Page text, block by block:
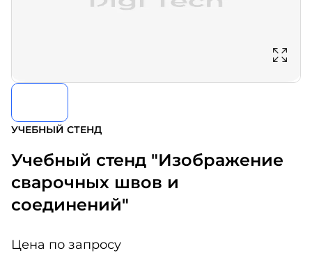
УЧЕБНЫЙ СТЕНД
Учебный стенд "Изображение
сварочных швов и
соединений"
Цена по запросу